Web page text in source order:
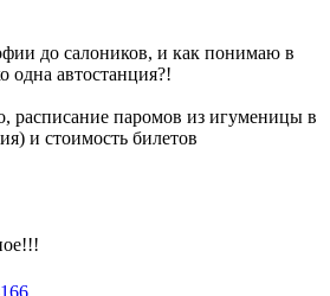
до салоников, и как понимаю в
одна автостанция?!
расписание паромов из игуменицы в
и стоимость билетов